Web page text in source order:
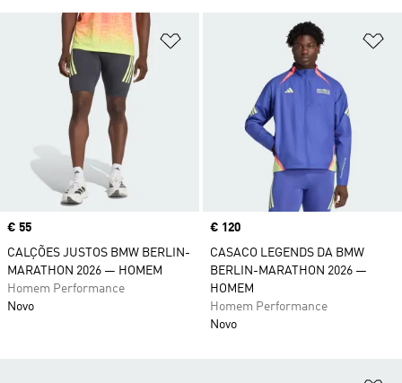
Adicionar à Lista de Desejos
Price
€ 55
CALÇÕES JUSTOS BMW BERLIN-
MARATHON 2026 — HOMEM
Homem Performance
Novo
Price
€ 120
CASACO LEGENDS DA BMW
BERLIN-MARATHON 2026 —
HOMEM
Homem Performance
Novo